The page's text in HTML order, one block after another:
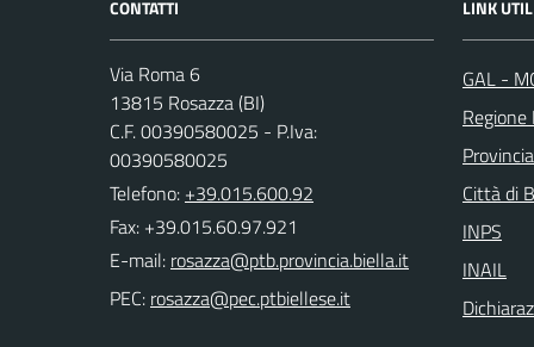
CONTATTI
Via Roma 6
13815 Rosazza (BI)
C.F. 00390580025 - P.Iva:
00390580025
Telefono: +39.015.600.92
Fax: +39.015.60.97.921
E-mail:
PEC:
LINK
GAL -
Città di
INPS
INAIL